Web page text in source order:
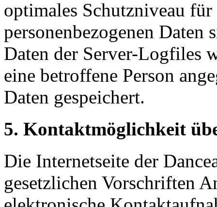
optimales Schutzniveau
personenbezogenen Daten
Daten der Server-Logfiles
eine betroffene Person
Daten gespeichert.
5. Kontaktmöglichkeit
Die Internetseite der
gesetzlichen Vorschriften